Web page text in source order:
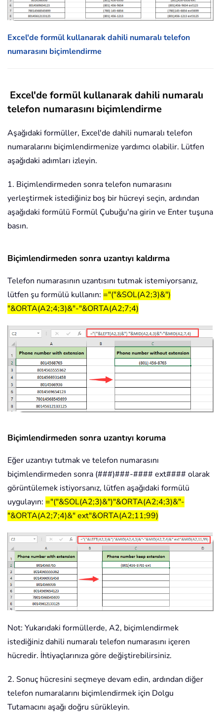
Excel'de formül kullanarak dahili numaralı telefon
numarasını biçimlendirme
Excel'de formül kullanarak dahili numaralı
telefon numarasını biçimlendirme
Aşağıdaki formüller, Excel'de dahili numaralı telefon
numaralarını biçimlendirmenize yardımcı olabilir. Lütfen
aşağıdaki adımları izleyin.
1. Biçimlendirmeden sonra telefon numarasını
yerleştirmek istediğiniz boş bir hücreyi seçin, ardından
aşağıdaki formülü Formül Çubuğu'na girin ve Enter tuşuna
basın.
Biçimlendirmeden sonra uzantıyı kaldırma
Telefon numarasının uzantısını tutmak istemiyorsanız,
lütfen şu formülü kullanın: ="("&SOL(A2;3)&")
"&ORTA(A2;4;3)&"-"&ORTA(A2;7;4)
Biçimlendirmeden sonra uzantıyı koruma
Eğer uzantıyı tutmak ve telefon numarasını
biçimlendirmeden sonra (###)###-#### ext#### olarak
görüntülemek istiyorsanız, lütfen aşağıdaki formülü
uygulayın: ="("&SOL(A2;3)&")"&ORTA(A2;4;3)&"-
"&ORTA(A2;7;4)&" ext"&ORTA(A2;11;99)
Not: Yukarıdaki formüllerde, A2, biçimlendirmek
istediğiniz dahili numaralı telefon numarasını içeren
hücredir. İhtiyaçlarınıza göre değiştirebilirsiniz.
2. Sonuç hücresini seçmeye devam edin, ardından diğer
telefon numaralarını biçimlendirmek için Dolgu
Tutamacını aşağı doğru sürükleyin.